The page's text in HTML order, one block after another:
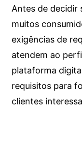
Antes de decidir
muitos
exigências de
atendem ao
plataforma
requisitos para
clientes